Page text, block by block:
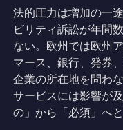
法的圧力は増加の一
ビリティ訴訟が年間
ない。欧州では欧州
マース、銀行、発券
企業の所在地を問わ
サービスには影響が
の」から「必須」へと